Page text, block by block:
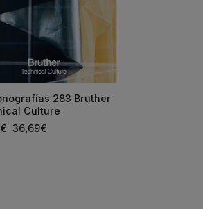
283 Bruther
Culture
€ 36,69€